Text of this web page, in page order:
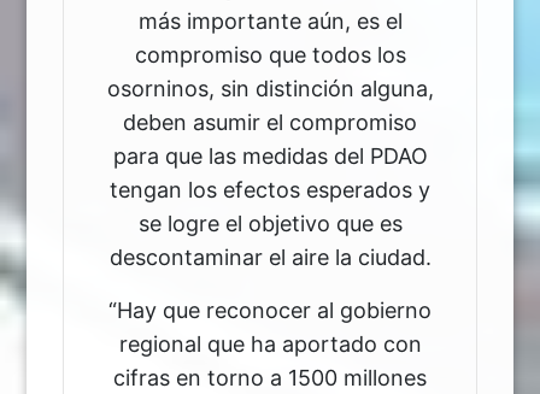
más importante aún, es el
compromiso que todos los
osorninos, sin distinción alguna,
deben asumir el compromiso
para que las medidas del PDAO
tengan los efectos esperados y
se logre el objetivo que es
descontaminar el aire la ciudad.
“Hay que reconocer al gobierno
regional que ha aportado con
cifras en torno a 1500 millones